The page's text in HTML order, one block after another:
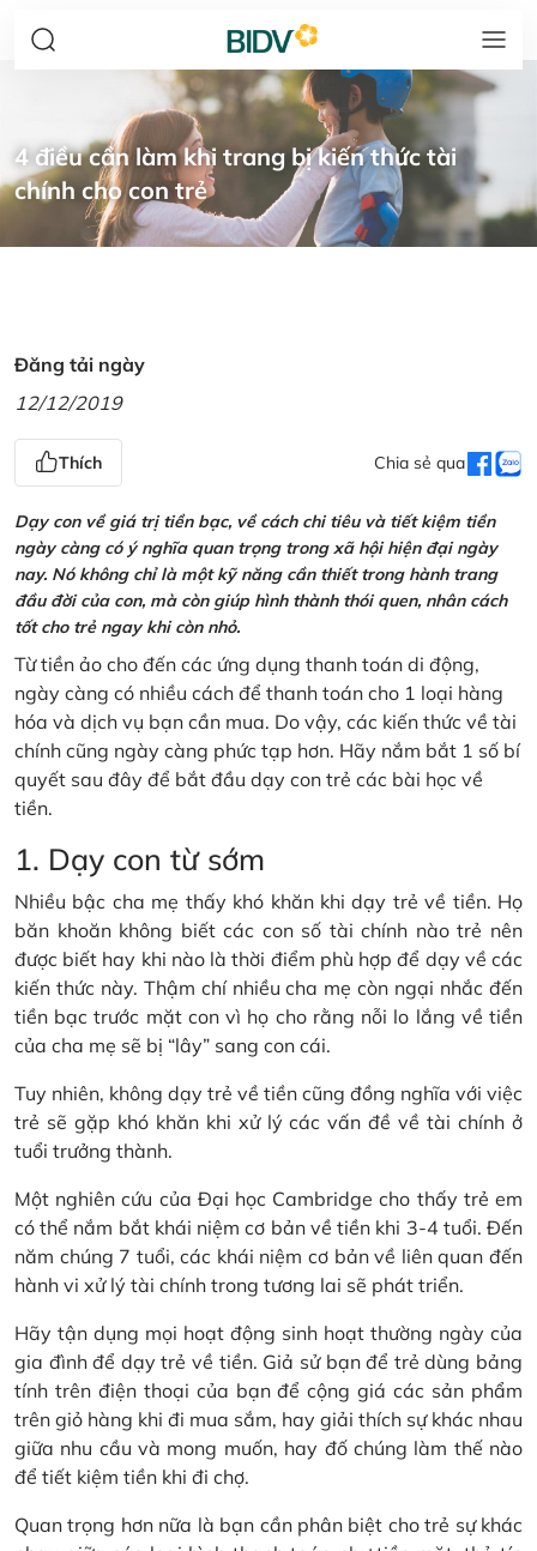
4 điều cần làm khi trang bị kiến thức tài
chính cho con trẻ
Đăng tải ngày
12/12/2019
Thích Chia sẻ qua
Dạy con về giá trị tiền bạc, về cách chi tiêu và tiết kiệm tiền
ngày càng có ý nghĩa quan trọng trong xã hội hiện đại ngày
nay. Nó không chỉ là một kỹ năng cần thiết trong hành trang
đầu đời của con, mà còn giúp hình thành thói quen, nhân cách
tốt cho trẻ ngay khi còn nhỏ.
Từ tiền ảo cho đến các ứng dụng thanh toán di động,
ngày càng có nhiều cách để thanh toán cho 1 loại hàng
hóa và dịch vụ bạn cần mua. Do vậy, các kiến thức về tài
chính cũng ngày càng phức tạp hơn. Hãy nắm bắt 1 số bí
quyết sau đây để bắt đầu dạy con trẻ các bài học về
tiền.
1. Dạy con từ sớm
Nhiều bậc cha mẹ thấy khó khăn khi dạy trẻ về tiền. Họ
băn khoăn không biết các con số tài chính nào trẻ nên
được biết hay khi nào là thời điểm phù hợp để dạy về các
kiến thức này. Thậm chí nhiều cha mẹ còn ngại nhắc đến
tiền bạc trước mặt con vì họ cho rằng nỗi lo lắng về tiền
của cha mẹ sẽ bị “lây” sang con cái.
Tuy nhiên, không dạy trẻ về tiền cũng đồng nghĩa với việc
trẻ sẽ gặp khó khăn khi xử lý các vấn đề về tài chính ở
tuổi trưởng thành.
Một nghiên cứu của Đại học Cambridge cho thấy trẻ em
có thể nắm bắt khái niệm cơ bản về tiền khi 3-4 tuổi. Đến
năm chúng 7 tuổi, các khái niệm cơ bản về liên quan đến
hành vi xử lý tài chính trong tương lai sẽ phát triển.
Hãy tận dụng mọi hoạt động sinh hoạt thường ngày của
gia đình để dạy trẻ về tiền. Giả sử bạn để trẻ dùng bảng
tính trên điện thoại của bạn để cộng giá các sản phẩm
trên giỏ hàng khi đi mua sắm, hay giải thích sự khác nhau
giữa nhu cầu và mong muốn, hay đố chúng làm thế nào
để tiết kiệm tiền khi đi chợ.
Quan trọng hơn nữa là bạn cần phân biệt cho trẻ sự khác